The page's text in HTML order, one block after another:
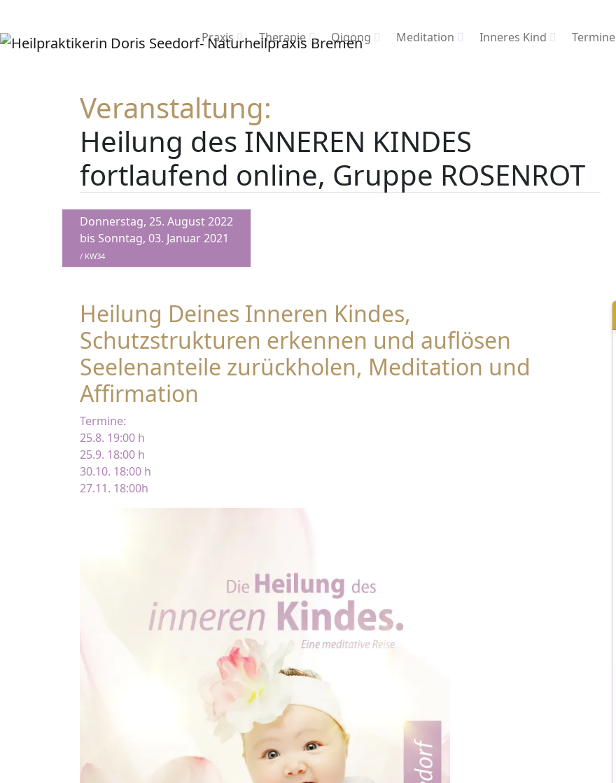
Praxis Therapie Qigong Meditation Inneres Kind Termine
Veranstaltung:
Heilung des INNEREN KINDES
fortlaufend online, Gruppe ROSENROT
Donnerstag, 25. August 2022
bis Sonntag, 03. Januar 2021
/ KW34
Heilung Deines Inneren Kindes,
Schutzstrukturen erkennen und auflösen
Seelenanteile zurückholen, Meditation und
Affirmation
Termine:
25.8. 19:00 h
25.9. 18:00 h
30.10. 18:00 h
27.11. 18:00h